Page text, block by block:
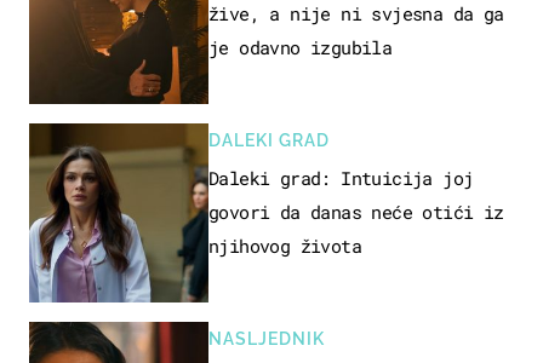
žive, a nije ni svjesna da ga
je odavno izgubila
DALEKI GRAD
Daleki grad: Intuicija joj
govori da danas neće otići iz
njihovog života
NASLJEDNIK